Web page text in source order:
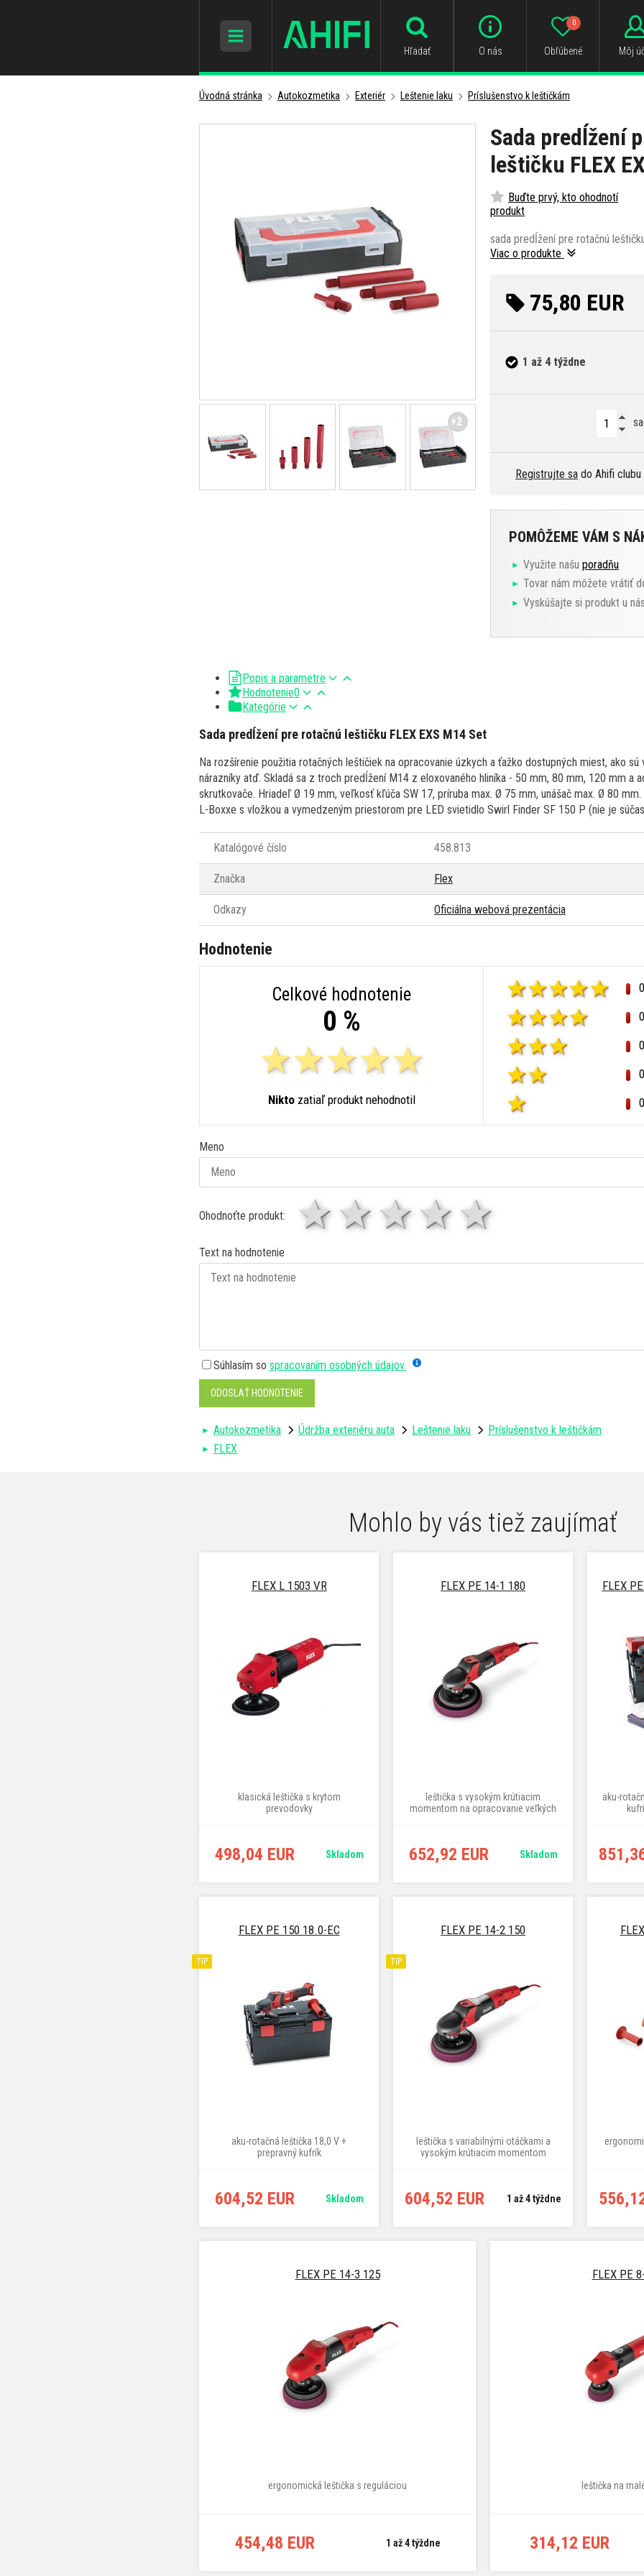
Hľadať O nás Obľúbené
0
Môj
Úvodná stránka Autokozmetika Exteriér Leštenie laku Príslušenstvo k leštičkám
Sada predĺžení
leštičku FLEX
Buďte prvý, kto ohodnotí
produkt
sada predĺžení pre rotačnú
Viac o produkte
75,80 EUR
1 až 4 týždne
Registrujte sa do Ahifi
POMÔŽEME VÁM S
Využite našu poradňu
Tovar nám môžete vrátiť
Vyskúšajte si produkt u nás
+2
Popis a parametre
Hodnotenie0
Kategórie
Sada predĺžení pre rotačnú leštičku FLEX EXS M14 Set
Na rozšírenie použitia rotačných leštičiek na opracovanie úzkych a ťažko dostupných miest, ako sú
nárazníky atď. Skladá sa z troch predĺžení M14 z eloxovaného hliníka - 50 mm, 80 mm, 120 mm a
skrutkovače. Hriadeľ Ø 19 mm, veľkosť kľúča SW 17, príruba max. Ø 75 mm, unášač max. Ø 80
L-Boxxe s vložkou a vymedzeným priestorom pre LED svietidlo Swirl Finder SF 150 P (nie je
Katalógové číslo 458.813
Značka Flex
Odkazy Oficiálna webová prezentácia
Hodnotenie
Celkové hodnotenie
0 %
Niktozatiaľ produkt nehodnotil
Meno
Ohodnoťte produkt: 4 hviezdy
3 hviezdy
2 hviezdy
1 hviezda
Text na hodnotenie
Súhlasím so spracovaním osobných údajov.
ODOSLAŤ HODNOTENIE
Autokozmetika Údržba exteriéru auta Leštenie laku
Príslušenstvo k leštičkám
FLEX
Mohlo by vás tiež zaujímať
FLEX L 1503 VR
klasická leštička s krytom
prevodovky
498,04 EUR Skladom
FLEX PE 14-1 180
leštička s vysokým krútiacim
momentom na opracovanie veľkých
652,92 EUR Skladom
FLEX
aku-
FLEX PE 150 18.0-EC
TIP
aku-rotačná leštička 18,0 V +
prepravný kufrík
604,52 EUR Skladom
FLEX PE 14-2 150
TIP
leštička s variabilnými otáčkami a
vysokým krútiacim momentom
604,52 EUR 1 až 4 týždne
FLEX PE 14-3 125
ergonomická leštička s reguláciou
454,48 EUR 1 až 4 týždne
FLEX PE
leštička na
314,12 EUR